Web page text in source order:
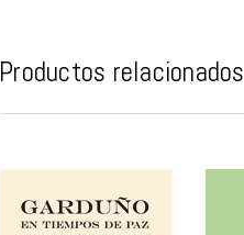
Productos relacionados